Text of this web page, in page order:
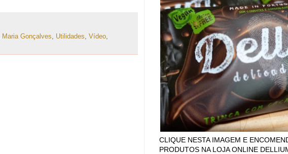
Maria Gonçalves Utilidades Vídeo
CLIQUE NESTA IMAGEM E
PRODUTOS NA LOJA ONLINE